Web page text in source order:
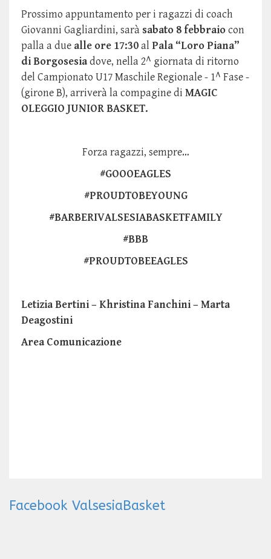
Prossimo appuntamento per i ragazzi di coach
Giovanni Gagliardini, sarà sabato 8 febbraiocon
palla a due alle ore 17:30alPala “Loro Piana”
di Borgosesiadove, nella 2^ giornata di ritorno
del Campionato U17 Maschile Regionale - 1^ Fase -
(girone B), arriverà la compagine di MAGIC
OLEGGIO JUNIOR BASKET.
Forza ragazzi, sempre…
#GOOOEAGLES
#PROUDTOBEYOUNG
#BARBERIVALSESIABASKETFAMILY
#BBB
#PROUDTOBEEAGLES
Letizia Bertini – Khristina Fanchini – Marta
Deagostini
Area Comunicazione
Facebook ValsesiaBasket